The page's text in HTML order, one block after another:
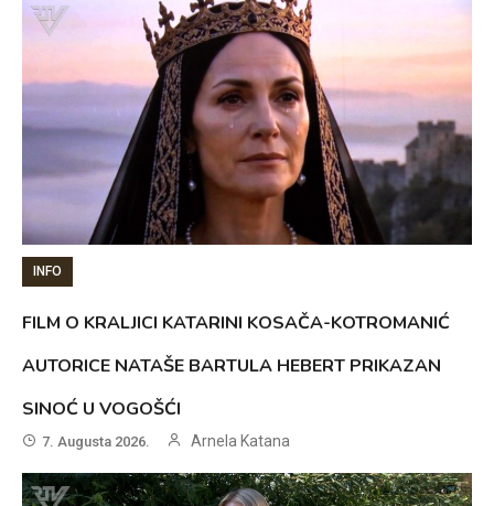
INFO
FILM O KRALJICI KATARINI KOSAČA-KOTROMANIĆ
AUTORICE NATAŠE BARTULA HEBERT PRIKAZAN
SINOĆ U VOGOŠĆI
7. Augusta 2026. Arnela Katana